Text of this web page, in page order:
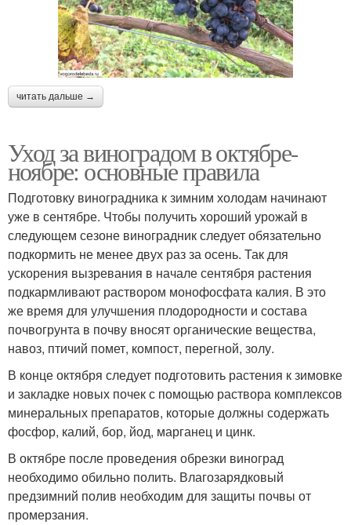
читать дальше →
Уход за виноградом в октябре-
ноябре: основные правила
Подготовку виноградника к зимним холодам начинают
уже в сентябре. Чтобы получить хороший урожай в
следующем сезоне виноградник следует обязательно
подкормить не менее двух раз за осень. Так для
ускорения вызревания в начале сентября растения
подкармливают раствором монофосфата калия. В это
же время для улучшения плодородности и состава
почвогрунта в почву вносят органические вещества,
навоз, птичий помет, компост, перегной, золу.
В конце октября следует подготовить растения к зимовке
и закладке новых почек с помощью раствора комплексов
минеральных препаратов, которые должны содержать
фосфор, калий, бор, йод, марганец и цинк.
В октябре после проведения обрезки виноград
необходимо обильно полить. Влагозарядковый
предзимний полив необходим для защиты почвы от
промерзания.